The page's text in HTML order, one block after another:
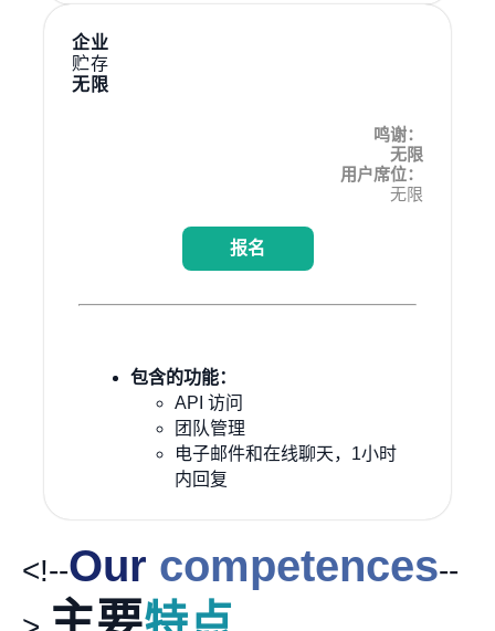
企业
贮存
无限
鸣谢：
无限
用户席位：
无限
报名
包含的功能：
API 访问
团队管理
电子邮件和在线聊天，1小时
内回复
<!--Our competences--